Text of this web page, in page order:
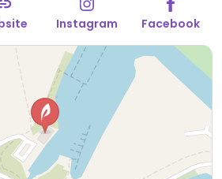
Instagram Facebook